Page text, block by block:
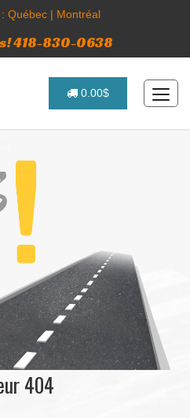
Québec| Montréal
418-830-0638
0.00$
404